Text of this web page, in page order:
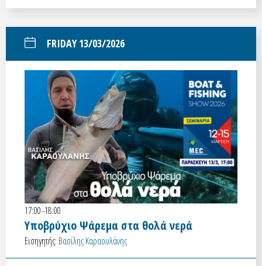
FRIDAY 13/03/2026
17:00 -18:00
Υποβρύχιο Ψάρεμα στα θολά νερά
Εισηγητής: Βασίλης Καραουλάνης